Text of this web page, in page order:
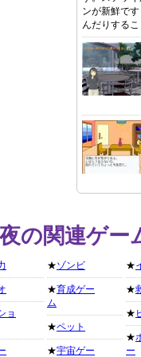
ンが新鮮で
んだりする
の関連ゲー
ョ
★ゾンビ
★育成ゲー
ム
★ペット
★宇宙ゲー
★
★
★
★
ー